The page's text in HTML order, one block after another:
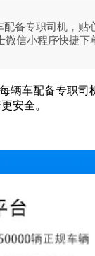
备专职司机，贴
微信小程序快捷下
辆车配备专职
安全。